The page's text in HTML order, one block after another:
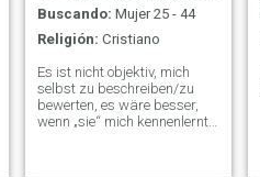
Buscando: Mujer 25 - 44
Religión: Cristiano
Es ist nicht objektiv, mich
selbst zu beschreiben/zu
bewerten, es wäre besser,
wenn „sie“ mich kennenlernt